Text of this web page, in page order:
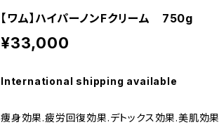
【ワム】ハイパーノンFクリーム 750g
¥33,000
International shipping available
痩身効果.疲労回復効果.デトックス効果.美肌効果